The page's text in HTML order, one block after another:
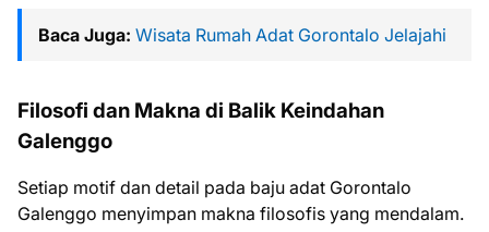
Baca Juga: Wisata Rumah Adat Gorontalo Jelajahi
Filosofi dan Makna di Balik Keindahan
Galenggo
Setiap motif dan detail pada baju adat Gorontalo
Galenggo menyimpan makna filosofis yang mendalam.